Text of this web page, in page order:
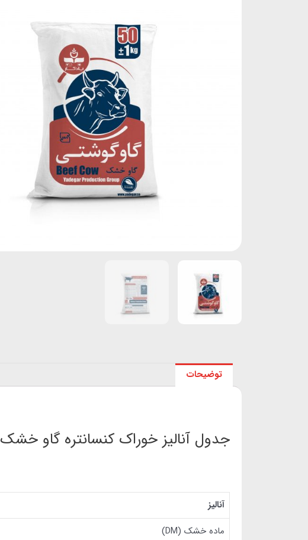
توضیحات
جدول آنالیز خوراک کنسانتره گاو خشک
آنالیز
ماده خشک (DM)